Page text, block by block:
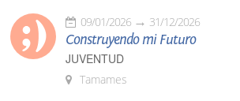
09/01/2026 31/12/2026
Construyendo mi Futuro
JUVENTUD
Tamames